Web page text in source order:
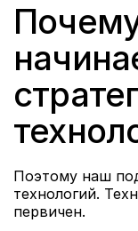
Поэтому наш
технологий.
первичен.